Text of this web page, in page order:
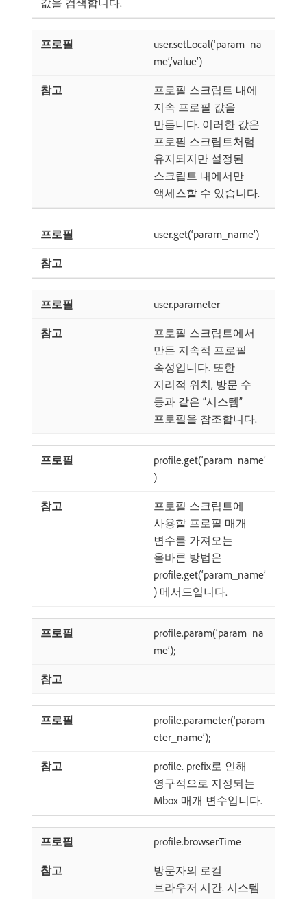
값을 검색합니다.
user.setLocal(‘param_na
me’,‘value’)
프로필 스크립트 내에
지속 프로필 값을
만듭니다. 이러한 값은
프로필 스크립트처럼
유지되지만 설정된
스크립트 내에서만
액세스할 수 있습니다.
user.get(‘param_name’)
user.parameter
프로필 스크립트에서
만든 지속적 프로필
속성입니다. 또한
지리적 위치, 방문 수
등과 같은 “시스템”
프로필을 참조합니다.
profile.get(‘param_name’
)
프로필 스크립트에
사용할 프로필 매개
변수를 가져오는
올바른 방법은
profile.get(‘param_name’
) 메서드입니다.
profile.param(‘param_na
me’);
profile.parameter(‘param
eter_name’);
profile. prefix로 인해
영구적으로 지정되는
Mbox 매개 변수입니다.
profile.browserTime
방문자의 로컬
브라우저 시간. 시스템